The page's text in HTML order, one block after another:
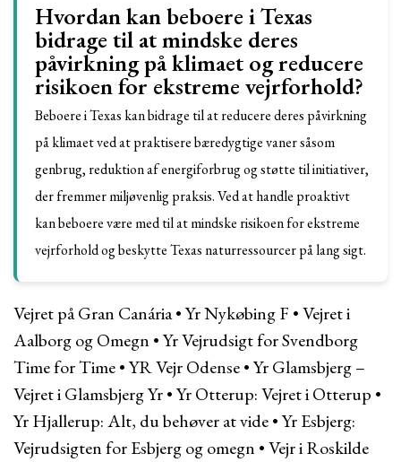
Hvordan kan beboere i Texas
bidrage til at mindske deres
påvirkning på klimaet og reducere
risikoen for ekstreme vejrforhold?
Beboere i Texas kan bidrage til at reducere deres påvirkning
på klimaet ved at praktisere bæredygtige vaner såsom
genbrug, reduktion af energiforbrug og støtte til initiativer,
der fremmer miljøvenlig praksis. Ved at handle proaktivt
kan beboere være med til at mindske risikoen for ekstreme
vejrforhold og beskytte Texas naturressourcer på lang sigt.
Vejret på Gran Canária•Yr Nykøbing F •Vejret i
Aalborg og Omegn •Yr Vejrudsigt for Svendborg
Time for Time•YR Vejr Odense•Yr Glamsbjerg –
Vejret i Glamsbjerg Yr•Yr Otterup: Vejret i Otterup •
Yr Hjallerup: Alt, du behøver at vide•Yr Esbjerg:
Vejrudsigten for Esbjerg og omegn •Vejr i Roskilde